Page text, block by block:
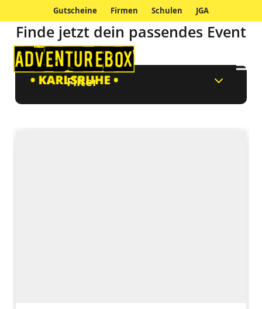
Gutscheine Firmen Schulen JGA
Finde jetzt dein passendes Event
Filter